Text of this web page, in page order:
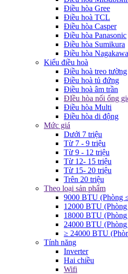
Điều hòa Gree
Điều hoà TCL
Điều hòa Casper
Điều hòa Panasonic
Điều hòa Sumikura
Điều hòa Nagakawa
Kiểu điều hoà
Điều hoà treo tường
Điều hoà tủ đứng
Điều hoà âm trần
ĐIều hòa nối ống
Điều hòa Multi
Điều hòa di động
Mức giá
Dưới 7 triệu
Từ 7 - 9 triệu
Từ 9 - 12 triệu
Từ 12- 15 triệu
Từ 15- 20 triệu
Trên 20 triệu
Theo loại sản phẩm
9000 BTU (Phòng
12000 BTU
18000 BTU
24000 BTU
≥ 24000 BTU
Tính năng
Inverter
Hai chiều
Wifi